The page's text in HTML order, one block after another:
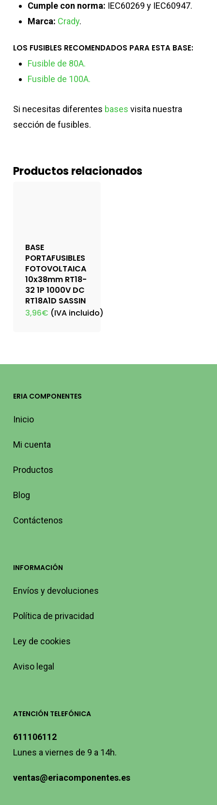
Cumple con norma: IEC60269 y IEC60947.
Marca: Crady.
LOS FUSIBLES RECOMENDADOS PARA ESTA BASE:
Fusible de 80A.
Fusible de 100A.
Si necesitas diferentes bases visita nuestra
sección de fusibles.
Productos relacionados
BASE
PORTAFUSIBLES
FOTOVOLTAICA
10x38mm RT18-
32 1P 1000V DC
RT18A1D SASSIN
3,96€ (IVA incluido)
ERIA COMPONENTES
Inicio
Mi cuenta
Productos
Blog
Contáctenos
INFORMACIÓN
Envíos y devoluciones
Política de privacidad
Ley de cookies
Aviso legal
ATENCIÓN TELEFÓNICA
611106112
Lunes a viernes de 9 a 14h.
ventas@eriacomponentes.es